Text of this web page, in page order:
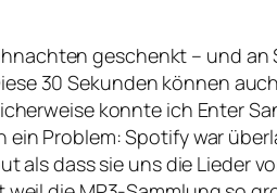
geschenkt – und an
30 Sekunden können
konnte ich Enter
Problem: Spotify war
als dass sie uns die Lieder